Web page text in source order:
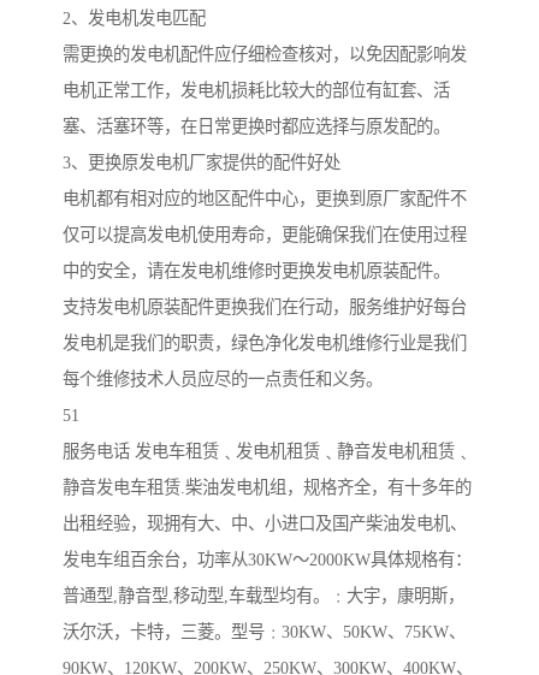
2、发电机发电匹配
需更换的发电机配件应仔细检查核对，以免因配影响发
电机正常工作，发电机损耗比较大的部位有缸套、活
塞、活塞环等，在日常更换时都应选择与原发配的。
3、更换原发电机厂家提供的配件好处
电机都有相对应的地区配件中心，更换到原厂家配件不
仅可以提高发电机使用寿命，更能确保我们在使用过程
中的安全，请在发电机维修时更换发电机原装配件。
支持发电机原装配件更换我们在行动，服务维护好每台
发电机是我们的职责，绿色净化发电机维修行业是我们
每个维修技术人员应尽的一点责任和义务。
51
服务电话 发电车租赁﹑发电机租赁﹑静音发电机租赁﹑
静音发电车租赁.柴油发电机组，规格齐全，有十多年的
出租经验，现拥有大、中、小进口及国产柴油发电机、
发电车组百余台，功率从30KW～2000KW具体规格有：
普通型,静音型,移动型,车载型均有。﹕大宇，康明斯，
沃尔沃，卡特，三菱。型号﹕30KW、50KW、75KW、
90KW、120KW、200KW、250KW、300KW、400KW、